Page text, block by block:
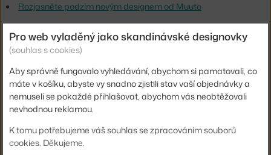
Rozjasněte podzim novým designem od Muuto
Hloubka:
7,25 cm
Průměr:
68 cm
Barva:
bílá, černá
plastové stínítko potažené textílií, hliník, ocel
Patice / zdroj: vestavěný LED zdroj
Stmívatelné:
ano
Kód produktu MUU-CALWAL680101
Pro web vyladěný jako skandinávské designovky
(souhlas s cookies)
Aby správně fungovalo vyhledávání, abychom si pamatovali, co
máte v košíku, abyste vy snadno zjistili stav vaší objednávky a
nemuseli se pokaždé přihlašovat, abychom vás neobtěžovali
nevhodnou reklamou.
K tomu potřebujeme váš souhlas se zpracováním souborů
cookies. Děkujeme.